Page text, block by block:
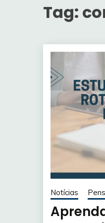
Tag:
Notícias